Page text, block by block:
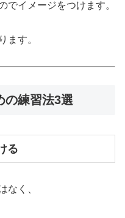
でイメージをつけます。
ます。
の練習法3選
る
なく、